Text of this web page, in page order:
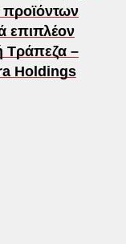
προϊόντων
επιπλέον
Τράπεζα –
Holdings